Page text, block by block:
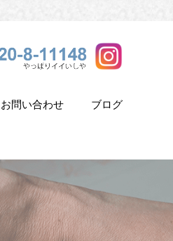
お問い合わせ ブログ